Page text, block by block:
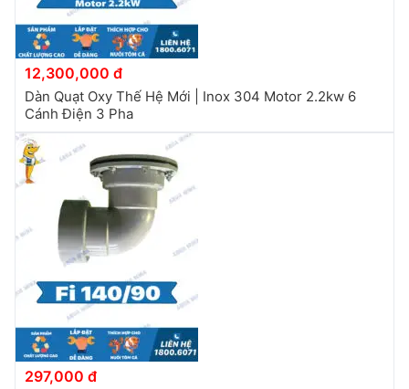
12,300,000 đ
Dàn Quạt Oxy Thế Hệ Mới | Inox 304 Motor 2.2kw 6
Cánh Điện 3 Pha
297,000 đ